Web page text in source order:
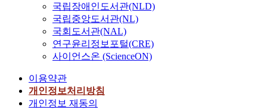
국립장애인도서관(NLD)
국립중앙도서관(NL)
국회도서관(NAL)
연구윤리정보포털(CRE)
사이언스온 (ScienceON)
이용약관
개인정보처리방침
개인정보 재동의